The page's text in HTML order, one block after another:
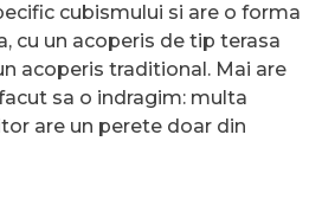
cubismului si are o forma
cu un acoperis de tip terasa
acoperis traditional. Mai are
sa o indragim: multa
are un perete doar din